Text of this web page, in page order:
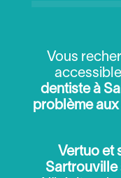
Vous
dentiste à
problème
Vertuo et
Sartrouville